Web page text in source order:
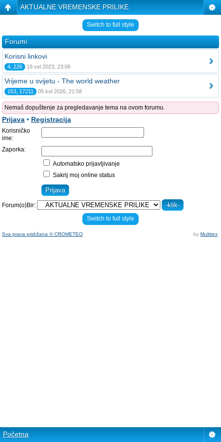
AKTUALNE VREMENSKE PRILIKE
Switch to full style
Forumi
Korisni linkovi
4, 226 18 vel 2023, 23:06
Vrijeme u svijetu - The world weather
153, 17211 05 kol 2026, 21:58
Nemaš dopuštenje za pregledavanje tema na ovom forumu.
Prijava • Registracija
Korisničko
ime:
Zaporka:
Automatsko prijavljivanje
Sakrij moj online status
Forum(o)Bir:
Switch to full style
Sva prava pridržana © CROMETEO by Multitex
Početna